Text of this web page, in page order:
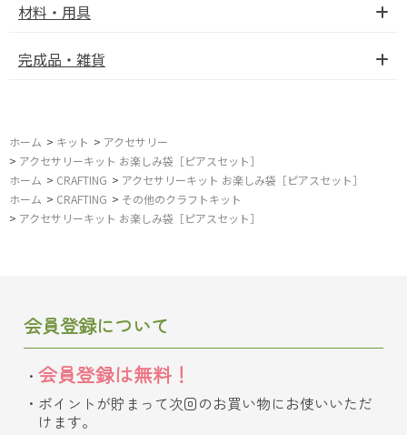
材料・用具
完成品・雑貨
ホーム > キット > アクセサリー
> アクセサリーキット お楽しみ袋［ピアスセット］
ホーム > CRAFTING > アクセサリーキット お楽しみ袋［ピアスセット］
ホーム > CRAFTING > その他のクラフトキット
> アクセサリーキット お楽しみ袋［ピアスセット］
会員登録について
会員登録は無料！
ポイントが貯まって次回のお買い物にお使いいただ
けます。